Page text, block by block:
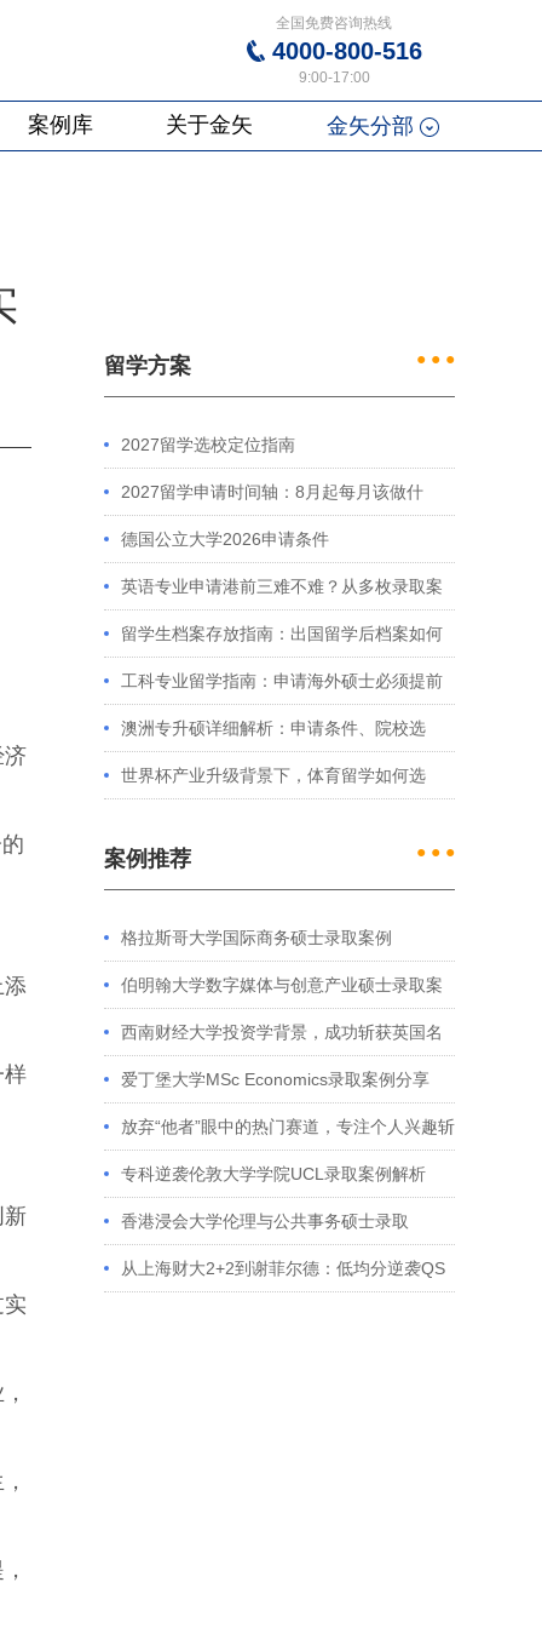
全国免费咨询热线
4000-800-516
9:00-17:00
案例库 关于金矢 金矢分部
济
样
新
留学方案 ● ● ●
2027留学选校定位指南
2027留学申请时间轴：8月起每月该做什
么？英、美、澳、港申请全攻略
德国公立大学2026申请条件
英语专业申请港前三难不难？从多枚录取案
例看港大、港中文申请要求
留学生档案存放指南：出国留学后档案如何
处理？留学服务中心常见问题解答
工科专业留学指南：申请海外硕士必须提前
准备的4件事
澳洲专升硕详细解析：申请条件、院校选
择、学制费用全介绍
世界杯产业升级背景下，体育留学如何选
案例推荐 ● ● ●
格拉斯哥大学国际商务硕士录取案例
伯明翰大学数字媒体与创意产业硕士录取案
例 西南财经大学投资学背景，成功斩获英国名
校多份Offer
爱丁堡大学MSc Economics录取案例分享
放弃“他者”眼中的热门赛道，专注个人兴趣斩
获藤校offer｜成功跨专业申请经验分享
专科逆袭伦敦大学学院UCL录取案例解析
香港浸会大学伦理与公共事务硕士录取
从上海财大2+2到谢菲尔德：低均分逆袭QS